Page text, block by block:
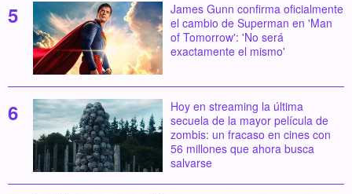
James Gunn confirma oficialmente
el cambio de Superman en 'Man
of Tomorrow': 'No será
exactamente el mismo'
Hoy en streaming la última
secuela de la mayor película de
zombis: un fracaso en cines con
56 millones que ahora busca
salvarse